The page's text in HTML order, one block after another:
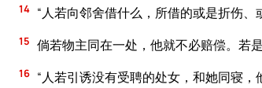
14 “人若向邻舍借什么，所借的或是折伤、
15 倘若物主同在一处，他就不必赔偿。若
16 “人若引诱没有受聘的处女，和她同寝，